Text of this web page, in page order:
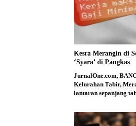
Kesra Merangin di
‘Syara’ di Pangkas
JurnalOne.com,
Kelurahan Tabir,
lantaran sepanjang